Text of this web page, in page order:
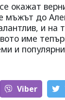
окажат
мъжът до
и на
име
и
Viber